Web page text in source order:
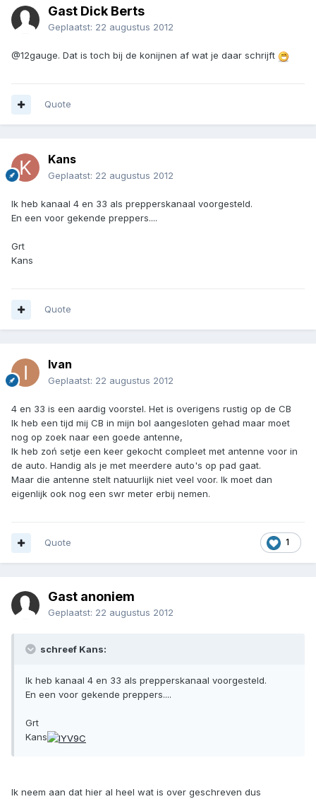
Gast Dick Berts
Geplaatst: 22 augustus 2012
@12gauge. Dat is toch bij de konijnen af wat je daar schrijft
Quote
Kans
Geplaatst: 22 augustus 2012
Ik heb kanaal 4 en 33 als prepperskanaal voorgesteld.
En een voor gekende preppers....
Grt
Kans
Quote
Ivan
Geplaatst: 22 augustus 2012
4 en 33 is een aardig voorstel. Het is overigens rustig op de CB
Ik heb een tijd mij CB in mijn bol aangesloten gehad maar moet
nog op zoek naar een goede antenne,
Ik heb zoń setje een keer gekocht compleet met antenne voor in
de auto. Handig als je met meerdere auto's op pad gaat.
Maar die antenne stelt natuurlijk niet veel voor. Ik moet dan
eigenlijk ook nog een swr meter erbij nemen.
1
Quote
Gast anoniem
Geplaatst: 22 augustus 2012
schreef Kans:
Ik heb kanaal 4 en 33 als prepperskanaal voorgesteld.
En een voor gekende preppers....
Grt
Kans
Ik neem aan dat hier al heel wat is over geschreven dus